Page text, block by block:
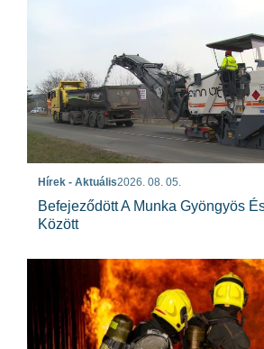
Hírek - Aktuális2026. 08. 05.
Befejeződött A Munka Gyöngyös
Között